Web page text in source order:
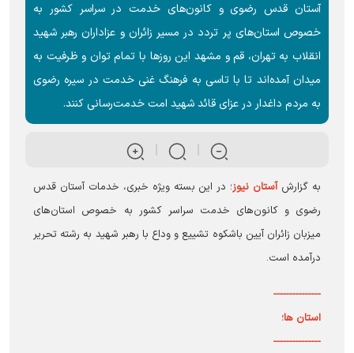
آستان قدس رضوی و کانون‌های خدمت در سراسر کشور به
خصوص استان‌های پر تردد در مسیر زائران و عزاداران رهبر شهید
انقلاب به تهران، قم و مشهد این روز‌ها با تمام توان و ظرفیت به
میدان آمده‌اند تا با تاسی به فرهنگ غنی خدمت در سیره رضوی
به مردم داغدار در عزای قائد شهید امت خدمت‌رسانی کنند.
به گزارشآستان نیوز؛ در این بسته ویژه خبری، خدمات آستان قدس
رضوی و کانون‌های خدمت سراسر کشور به خصوص استان‌های
میزبان زائران آیین باشکوه تشییع و وداع با رهبر شهید به رشته تحریر
درآمده است.
---------------
استان ها؛
---------------